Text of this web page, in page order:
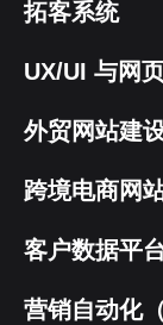
拓客系统
UX/UI 与网
外贸网站建
跨境电商网
客户数据平
营销自动化